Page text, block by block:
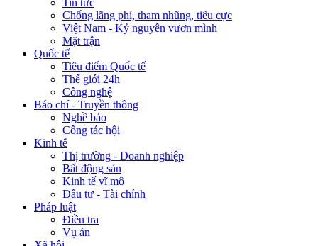
Tin tức
Chống lãng phí, tham nhũng, tiêu cực
Việt Nam - Kỷ nguyên vươn mình
Mặt trận
Quốc tế
Tiêu điểm Quốc tế
Thế giới 24h
Công nghệ
Báo chí - Truyền thông
Nghề báo
Công tác hội
Kinh tế
Thị trường - Doanh nghiệp
Bất động sản
Kinh tế vĩ mô
Đầu tư - Tài chính
Pháp luật
Điều tra
Vụ án